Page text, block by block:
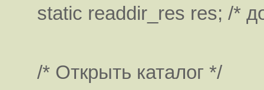
static readdir_res res; /*
/* Открыть каталог */